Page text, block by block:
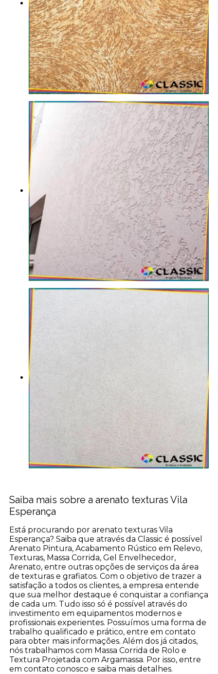
Saiba mais sobre a arenato texturas Vila
Esperança
Está procurando por arenato texturas Vila
Esperança? Saiba que através da Classic é possível
Arenato Pintura, Acabamento Rústico em Relevo,
Texturas, Massa Corrida, Gel Envelhecedor,
Arenato, entre outras opções de serviços da área
de texturas e grafiatos. Com o objetivo de trazer a
satisfação a todos os clientes, a empresa entende
que sua melhor destaque é conquistar a confiança
de cada um. Tudo isso só é possível através do
investimento em equipamentos modernos e
profissionais experientes. Possuímos uma forma de
trabalho qualificado e prático, entre em contato
para obter mais informações. Além dos já citados,
nós trabalhamos com Massa Corrida de Rolo e
Textura Projetada com Argamassa. Por isso, entre
em contato conosco e saiba mais detalhes.